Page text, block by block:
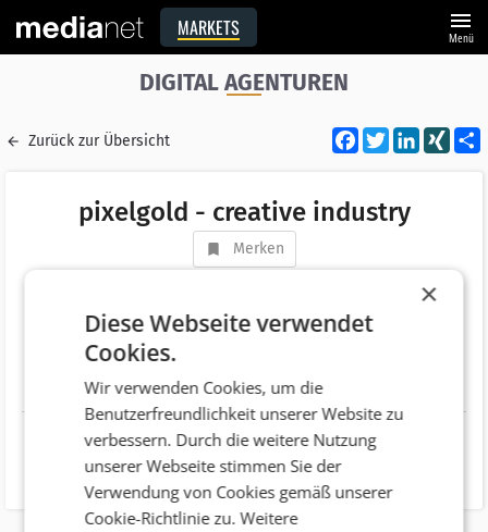
MARKETS menu
Menü
DIGITAL AGENTUREN
Zurück zur Übersicht Facebook
Twitter XING
pixelgold - creative industry
Merken
AT 8850 Murau
Telefonnummer +43 (664) 2666613
Website http://www.pixelgold.com
×
Diese Webseite verwendet
Cookies.
Wir verwenden Cookies, um die
Benutzerfreundlichkeit unserer Website zu
verbessern. Durch die weitere Nutzung
unserer Webseite stimmen Sie der
Verwendung von Cookies gemäß unserer
Cookie-Richtlinie zu.Weitere